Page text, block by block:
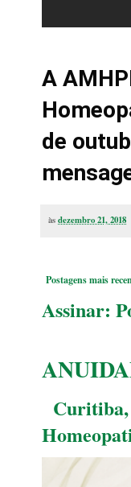
A
de
àsdezembro 21, 2018
Postagens mais
Assinar:
Curitiba,